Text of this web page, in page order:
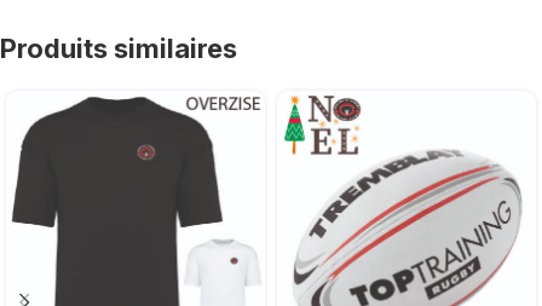
Produits similaires